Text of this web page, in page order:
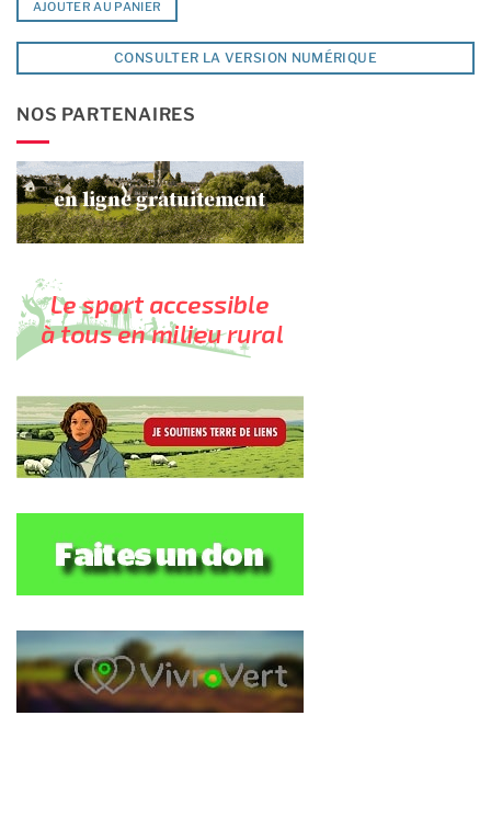
AJOUTER AU PANIER
CONSULTER LA VERSION NUMÉRIQUE
NOS PARTENAIRES